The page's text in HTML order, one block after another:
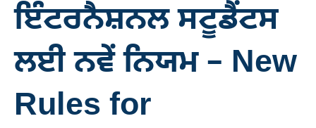
ਇੰਟਰਨੈਸ਼ਨਲ ਸਟੂਡੈਂਟਸ
ਲਈ ਨਵੇਂ ਨਿਯਮ – New
Rules for